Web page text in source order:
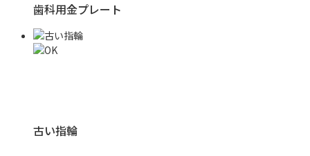
歯科用金プレート
古い指輪